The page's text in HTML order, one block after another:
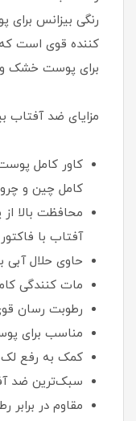
رنگی بیزانس
برای پوست خشک
مزایای ضد
کامل چین و
محافظت بالا
آفتاب با فاکتور
حاوی حلال آبی
مات کنندگی
رطوبت رسان قوی با
مناسب برای
کمک به رفع
سبک‌ترین ضد
مقاوم در برابر